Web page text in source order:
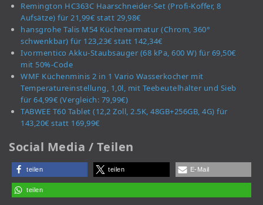
Remington HC363C Haarschneider-Set (Profi-Koffer, 8
Aufsätze) für 21,99€ statt 29,98€
hansgrohe Talis M54 Küchenarmatur (Chrom, 360°
schwenkbar) für 123,23€ statt 142,34€
Ivormentico Akku-Staubsauger (68 kPa, 600 W) für 69,50€
mit 50%-Code
WMF Küchenminis 2 in 1 Vario Wasserkocher mit
Temperatureinstellung, 1,0l, mit Teebeutelhalter und Sieb
für 64,99€ (Vergleich: 79,99€)
TABWEE T60 Tablet (12,2 Zoll, 2.5K, 48GB+256GB, 4G) für
143,20€ statt 169,99€
Social Media / Teilen
teilen teilen E-Mail
teilen